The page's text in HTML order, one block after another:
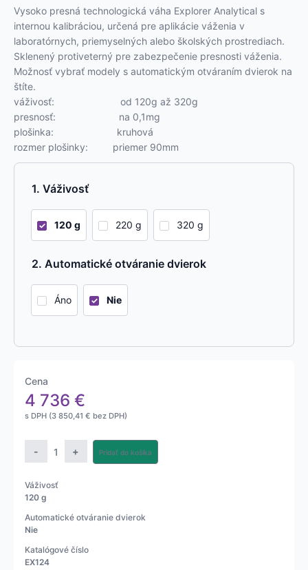
Vysoko presná technologická váha Explorer Analytical s
internou kalibráciou, určená pre aplikácie váženia v
laboratórnych, priemyselných alebo školských prostrediach.
Sklenený protiveterný pre zabezpečenie presnosti váženia.
Možnosť vybrať modely s automatickým otváraním dvierok na
štíte.
váživosť: od 120g až 320g
presnosť: na 0,1mg
plošinka: kruhová
rozmer plošinky: priemer 90mm
Váživosť
120 g 220 g 320 g
Automatické otváranie dvierok
Áno Nie
Cena
4 736 €
s DPH (3 850,41 € bez DPH)
-
množstvo
Technologická
Explorer
120g
320g
+ Pridať do košíka
Váživosť
120 g
Automatické otváranie dvierok
Nie
Katalógové číslo
EX124